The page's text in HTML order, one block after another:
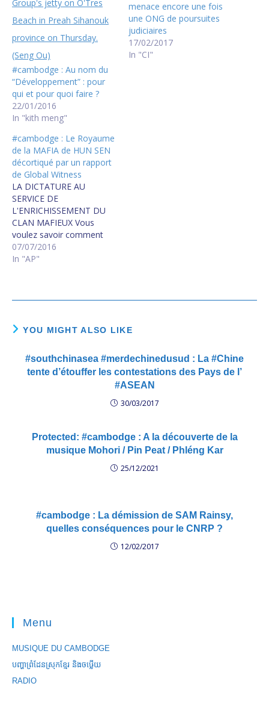
#cambodge : Au nom du
“Développement” : pour
qui et pour quoi faire ?
22/01/2016
In "kith meng"
menace encore une fois
une ONG de poursuites
judiciaires
17/02/2017
In "CI"
#cambodge : Le Royaume
de la MAFIA de HUN SEN
décortiqué par un rapport
de Global Witness
LA DICTATURE AU
SERVICE DE
L'ENRICHISSEMENT DU
CLAN MAFIEUX Vous
voulez savoir comment
HUN SEN, pour s'enrichir,
pille et détruit au passage
Vous êtes comblés par ce
Witness cité par…
07/07/2016
In "AP"
YOU MIGHT ALSO LIKE
#southchinasea #merdechinedusud : La #Chine
tente d’étouffer les contestations des Pays de l’
#ASEAN
30/03/2017
Protected: #cambodge : A la découverte de la
musique Mohori / Pin Peat / Phléng Kar
25/12/2021
#cambodge : La démission de SAM Rainsy,
quelles conséquences pour le CNRP ?
12/02/2017
Menu
MUSIQUE DU CAMBODGE
បញ្ហាព្រំដែនស្រុកខ្មែរ និងចឞ្លើយ
RADIO